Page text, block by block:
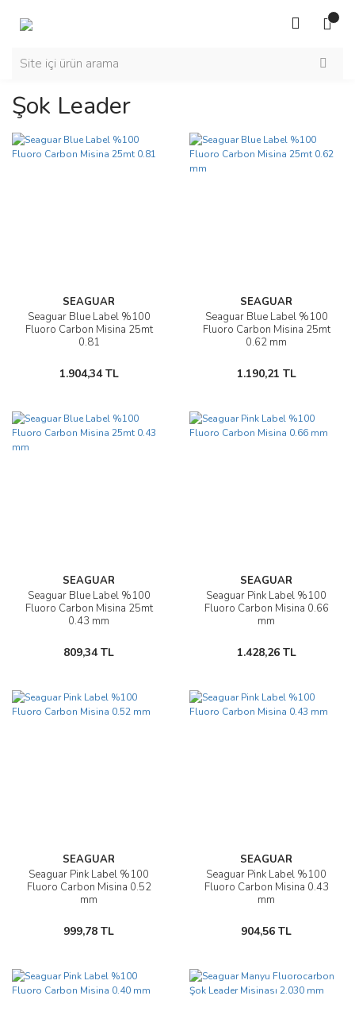
Şok Leader
SEAGUAR
Seaguar Blue Label %100
Fluoro Carbon Misina 25mt
0.81
1.904,34 TL
SEAGUAR
Seaguar Blue Label %100
Fluoro Carbon Misina 25mt
0.62 mm
1.190,21 TL
SEAGUAR
Seaguar Blue Label %100
Fluoro Carbon Misina 25mt
0.43 mm
809,34 TL
SEAGUAR
Seaguar Pink Label %100
Fluoro Carbon Misina 0.66
mm
1.428,26 TL
SEAGUAR
Seaguar Pink Label %100
Fluoro Carbon Misina 0.52
mm
999,78 TL
SEAGUAR
Seaguar Pink Label %100
Fluoro Carbon Misina 0.43
mm
904,56 TL